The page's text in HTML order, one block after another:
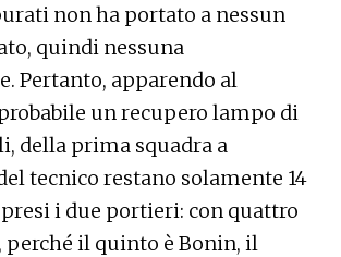
non ha portato a nessun
quindi nessuna
Pertanto, apparendo al
un recupero lampo di
della prima squadra a
tecnico restano solamente 14
i due portieri: con quattro
perché il quinto è Bonin, il